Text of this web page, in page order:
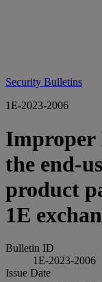
Security Bulletins
1E-2023-2006
the end-
product
1E
Bulletin ID
1E-2023-2006
Issue Date